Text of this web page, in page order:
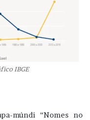
IBGE
múndi “Nomes no